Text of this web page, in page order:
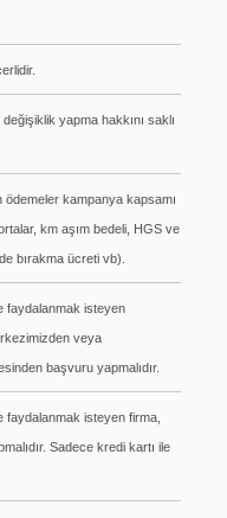
yapma hakkını saklı
ödemeler kampanya kapsamı
km aşım bedeli, HGS ve
bırakma ücreti vb).
faydalanmak isteyen
veya
başvuru yapmalıdır.
faydalanmak isteyen firma,
Sadece kredi kartı ile